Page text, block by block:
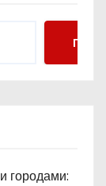
Поиск
городами: